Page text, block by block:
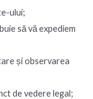
ului;
să vă expediem
și observarea
de vedere legal;